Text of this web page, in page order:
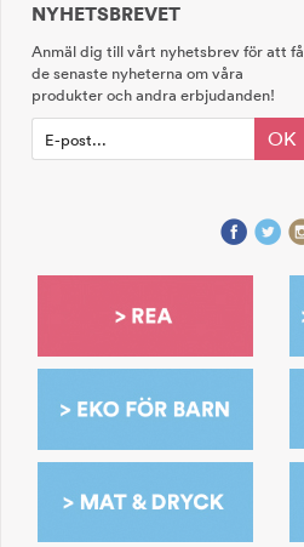
NYHETSBREVET
Anmäl dig till vårt nyhetsbrev för att få
de senaste nyheterna om våra
produkter och andra erbjudanden!
OK